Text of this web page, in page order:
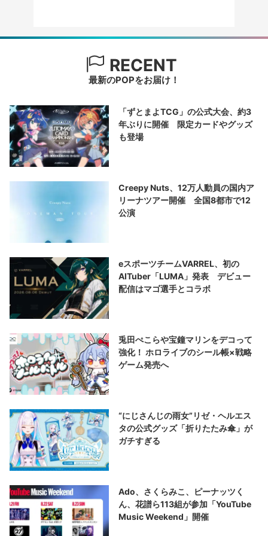
RECENT
最新のPOPをお届け！
「ずとまよTCG」の公式大会、約3
年ぶりに開催 限定カードやグッズ
も登場
Creepy Nuts、12万人動員の国内ア
リーナツアー開催 全国8都市で12
公演
eスポーツチームVARREL、初の
AITuber「LUMA」発表 デビュー
配信はマゴ選手とコラボ
兎田ぺこらや宝鐘マリンをデコって
強化！ ホロライブのシール帳×戦略
ゲーム発売へ
“にじさんじの雨女”リゼ・ヘルエス
タの公式グッズ「折りたたみ傘」が
ガチすぎる
Ado、さくらみこ、ピーナッツく
ん、花譜ら113組が参加「YouTube
Music Weekend」開催